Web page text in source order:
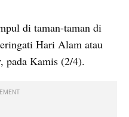
di taman-taman di
Hari Alam atau
pada Kamis (2/4).